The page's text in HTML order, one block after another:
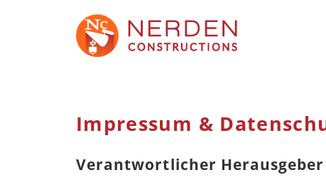
Impressum &
Verantwortlicher Herausgeber